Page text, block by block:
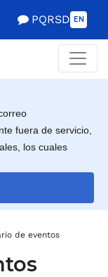
PQRSD EN
fuera de servicio,
los cuales
de eventos